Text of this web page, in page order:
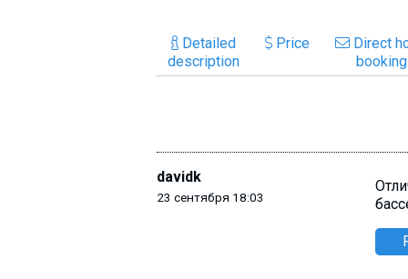
Detailed
description
Price
Direct
booking
davidk
23 сентября 18:03